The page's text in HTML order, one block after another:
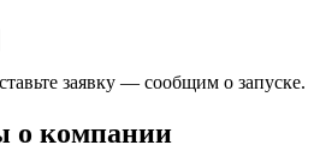
заявку — сообщим о запуске.
о компании